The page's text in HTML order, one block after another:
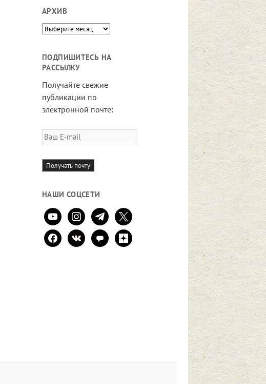
АРХИВ
Архив
ПОДПИШИТЕСЬ НА
РАССЫЛКУ
Получайте свежие
публикации по
электронной почте:
Ваш
E-
mail
Получать почту
НАШИ СОЦСЕТИ
youtubeinstagramtelegram
x
facebookvkontaktecomment
zen-
yandex